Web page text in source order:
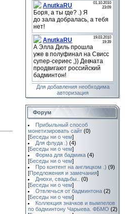
Для добавления необходима
авторизация
Форум
Прибыльный способ
монетизировать сайт (0)
[Беседы ни о чем]
Для флуда .) (4)
[Беседы ни о чем]
Форма для бадмика (4)
[Беседы ни о чем]
Про контент на англицком .) (9)
[Предложения и замечания]
Днюхи, свадьбы..
(0)
[Беседы ни о чем]
Отвлечься от бадминтона (2)
[Беседы ни о чем]
Коллекция значков и вымпелов
по бадминтону Чарыева. ФБМО (2)